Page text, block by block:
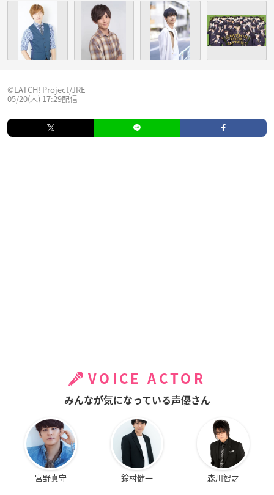
©️LATCH! Project/JRE
05/20(木) 17:29配信
VOICE ACTOR
みんなが気になっている声優さん
宮野真守 鈴村健一 森川智之